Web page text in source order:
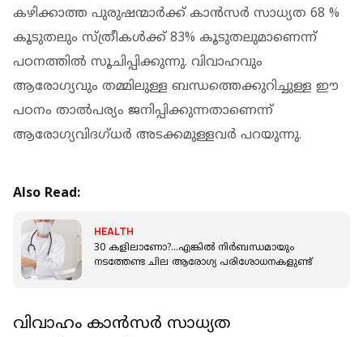
കഴിക്കാത്ത പുരുഷന്മാര്‍ക്ക് കാന്‍സര്‍ സാധ്യത 68 %
കൂടുതലും സ്ത്രീകള്‍ക്ക് 83% കൂടുതലുമാണെന്ന്
പഠനത്തില്‍ സൂചിപ്പിക്കുന്നു. വിവാഹവും
ആരോഗ്യവും തമ്മിലുള്ള ബന്ധത്തെക്കുറിച്ചുള്ള ഈ
പഠനം താല്‍പര്യം ജനിപ്പിക്കുന്നതാണെന്ന്
ആരോഗ്യവിദഗ്ധര്‍ അടക്കമുള്ളവര്‍ പറയുന്നു.
Also Read:
HEALTH
30 കളിലാണോ?...എങ്കില്‍ നിര്‍ബന്ധമായും
നടത്തേണ്ട ചില ആരോഗ്യ പരിശോധനകളുണ്ട്
വിവാഹം കാന്‍സര്‍ സാധ്യത